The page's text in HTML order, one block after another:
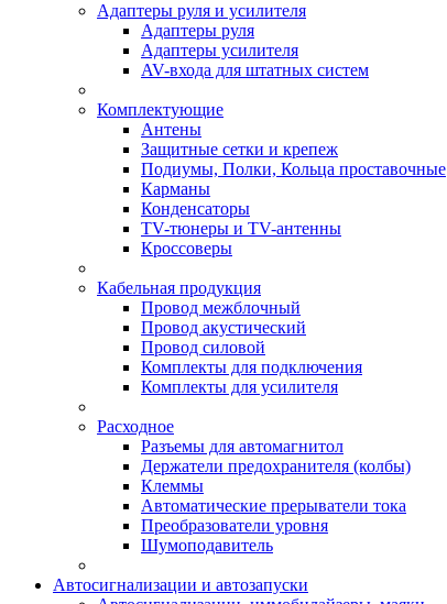
Адаптеры руля и усилителя
Адаптеры руля
Адаптеры усилителя
AV-входа для штатных систем
Комплектующие
Антены
Защитные сетки и крепеж
Подиумы, Полки, Кольца проставочные
Карманы
Конденсаторы
TV-тюнеры и TV-антенны
Кроссоверы
Кабельная продукция
Провод межблочный
Провод акустический
Провод силовой
Комплекты для подключения
Комплекты для усилителя
Расходное
Разъемы для автомагнитол
Держатели предохранителя (колбы)
Клеммы
Автоматические прерыватели тока
Преобразователи уровня
Шумоподавитель
Автосигнализации и автозапуски